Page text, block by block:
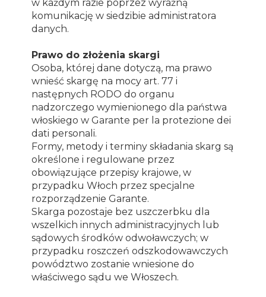
w każdym razie poprzez wyraźną
komunikację w siedzibie administratora
danych.
Prawo do złożenia skargi
Osoba, której dane dotyczą, ma prawo
wnieść skargę na mocy art. 77 i
następnych RODO do organu
nadzorczego wymienionego dla państwa
włoskiego w Garante per la protezione dei
dati personali.
Formy, metody i terminy składania skarg są
określone i regulowane przez
obowiązujące przepisy krajowe, w
przypadku Włoch przez specjalne
rozporządzenie Garante.
Skarga pozostaje bez uszczerbku dla
wszelkich innych administracyjnych lub
sądowych środków odwoławczych; w
przypadku roszczeń odszkodowawczych
powództwo zostanie wniesione do
właściwego sądu we Włoszech.